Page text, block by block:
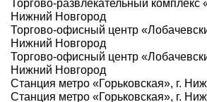
Торгово-развлекательный комплекс
Нижний Новгород
Торгово-офисный центр
Нижний Новгород
Торгово-офисный центр
Нижний Новгород
Станция метро «Горьковская», г.
Станция метро «Горьковская», г.